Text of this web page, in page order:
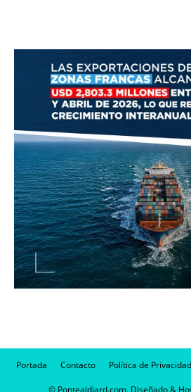
Portada Contacto Política de Privacidad
© Pontealdiard.com. Diseñado &